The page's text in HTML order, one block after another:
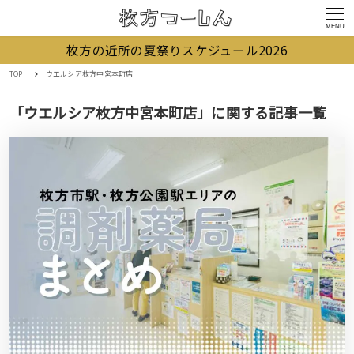
MENU
枚方の近所の夏祭りスケジュール2026
TOP ウエルシア枚方中宮本町店
「ウエルシア枚方中宮本町店」に関する記事一覧